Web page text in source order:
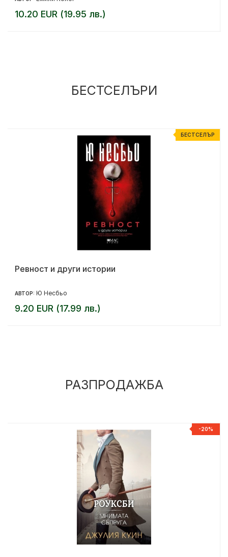
10.20 EUR (19.95 лв.)
БЕСТСЕЛЪРИ
БЕСТСЕЛЪР
Ревност и други истории
АВТОР: Ю Несбьо
9.20 EUR (17.99 лв.)
РАЗПРОДАЖБА
-20%